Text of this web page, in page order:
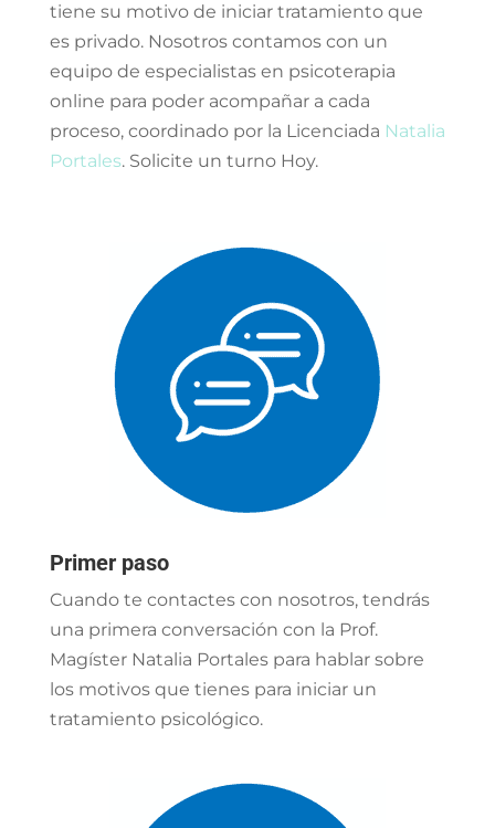
tiene su motivo de iniciar tratamiento que
es privado. Nosotros contamos con un
equipo de especialistas en psicoterapia
online para poder acompañar a cada
proceso, coordinado por la Licenciada Natalia
Portales. Solicite un turno Hoy.
Primer paso
Cuando te contactes con nosotros, tendrás
una primera conversación con la Prof.
Magíster Natalia Portales para hablar sobre
los motivos que tienes para iniciar un
tratamiento psicológico.